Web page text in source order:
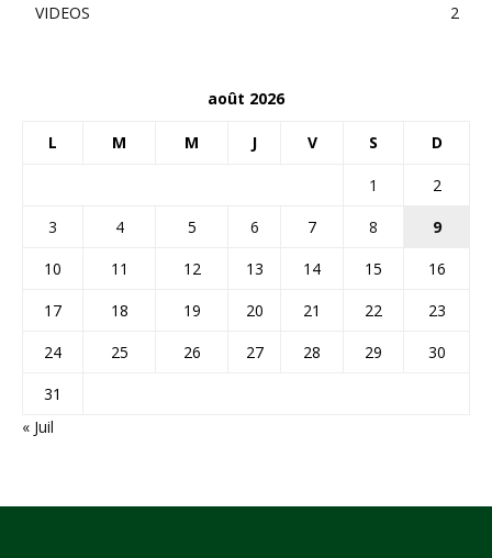
VIDEOS
2
août 2026
L M M J V S D
1
2
3
4 5 6 7 8
9
10
11 12 13 14 15
16
17
18 19 20 21 22
23
24
25 26 27 28 29
30
31
« Juil